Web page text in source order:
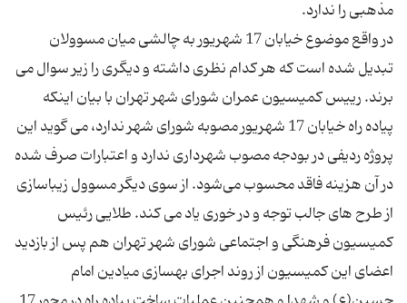
در واقع موضوع خیابان 17 شهریور به چالشی میان مسوولان
تبدیل شده است که هر کدام نظری داشته و دیگری را زیر سوال می
برند. رییس کمیسیون عمران شورای شهر تهران با بیان اینکه
پیاده راه خیابان 17 شهریور مصوبه شورای شهر ندارد،‌ می گوید این
پروژه ردیفی در بودجه مصوب شهرداری ندارد و اعتبارات صرف شده
در آن هزینه فاقد محسوب می‌شود. از سوی دیگر مسوول زیباسازی
از طرح های جالب توجه و در خوری یاد می کند. طلایی رئیس
کمیسیون فرهنگی و اجتماعی شورای شهر تهران هم پس از بازدید
اعضای این کمیسیون از روند اجرای بهسازی میادین امام